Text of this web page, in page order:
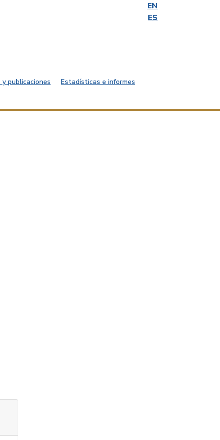
EN
ES
publicaciones
Estadísticas e informes